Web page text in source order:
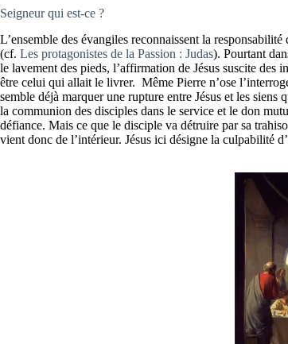
Seigneur qui est-ce ?
L’ensemble des évangiles reconnaissent la
(cf. Les protagonistes de la Passion : Judas). Pourtant
le lavement des pieds, l’affirmation de Jésus suscite des
être celui qui allait le livrer. Même Pierre n’ose
semble déjà marquer une rupture entre Jésus et les
la communion des disciples dans le service et le don
défiance. Mais ce que le disciple va détruire par sa
vient donc de l’intérieur. Jésus ici désigne la culpabilité